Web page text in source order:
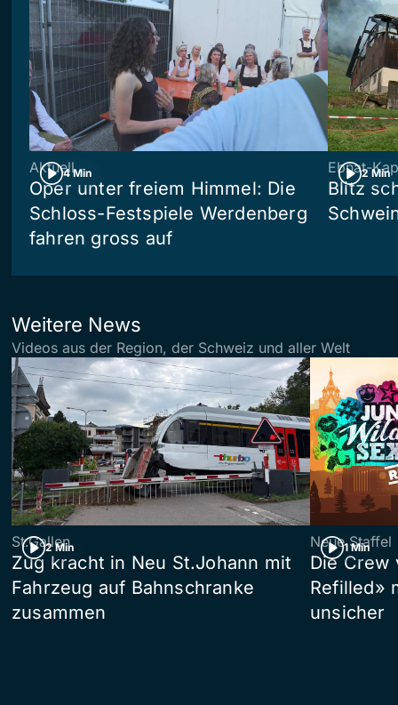
4 Min
Aktuell
Oper unter freiem Himmel: Die
Schloss-Festspiele Werdenberg
fahren gross auf
2 Min
Ebnat-
Blitz
Weitere News
Videos aus der Region, der Schweiz und aller Welt
2 Min
St.Gallen
Zug kracht in Neu St.Johann mit
Fahrzeug auf Bahnschranke
zusammen
1 Min
Neue Staffel
Die Crew
Refilled»
unsicher